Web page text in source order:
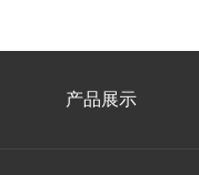
产品展示